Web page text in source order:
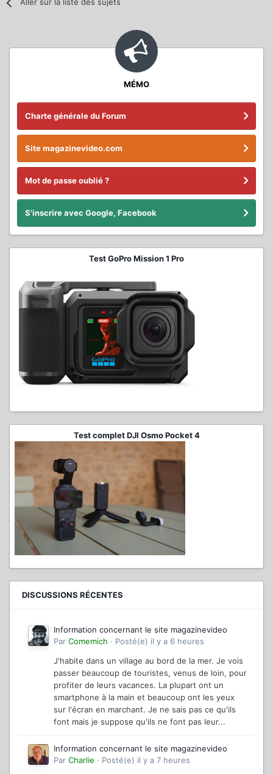
Aller sur la liste des sujets
MÉMO
Charte générale du Forum
Site magazinevideo.com
Mot de passe oublié ?
S'inscrire avec Google, Facebook
Test GoPro Mission 1 Pro
Test complet DJI Osmo Pocket 4
DISCUSSIONS RÉCENTES
Information concernant le site magazinevideo
Par Comemich · Posté(e) il y a 6 heures
J'habite dans un village au bord de la mer. Je vois
passer beaucoup de touristes, venus de loin, pour
profiter de leurs vacances. La plupart ont un
smartphone à la main et beaucoup ont les yeux
sur l'écran en marchant. Je ne sais pas ce qu'ils
font mais je suppose qu'ils ne font pas leur...
Information concernant le site magazinevideo
Par Charlie · Posté(e) il y a 7 heures